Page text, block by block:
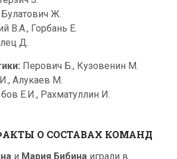
Булатович Ж.
В.А., Горбань Е.
Д.
Перович Б., Кузовенин М.
Алукаев М.
Е.И., Рахматуллин И.
О СОСТАВАХ КОМАНД
и Мария Бибина играли в